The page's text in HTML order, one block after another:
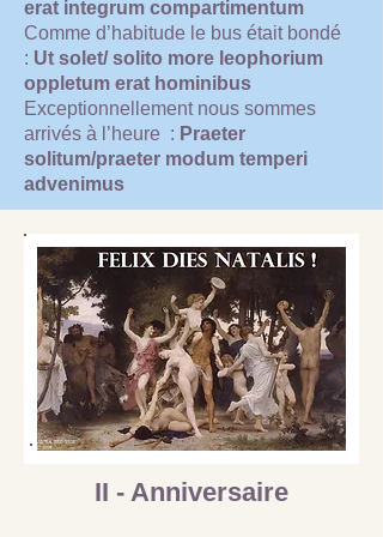
erat integrum compartimentum
Comme d’habitude le bus était bondé
: Ut solet/ solito more leophorium
oppletum erat hominibus
Exceptionnellement nous sommes
arrivés à l’heure : Praeter
solitum/praeter modum temperi
advenimus
II - Anniversaire